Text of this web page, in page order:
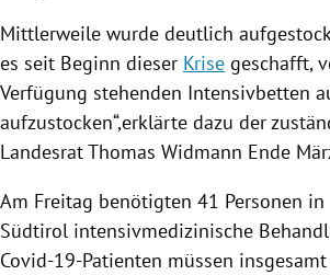
Mittlerweile wurde deutlich
es seit Beginn dieser Krise geschafft,
Verfügung stehenden Intensivbetten
aufzustocken“,erklärte dazu der
LandesratThomas Widmann Ende
Am Freitag benötigten 41 Personen in
Südtirol intensivmedizinische
Covid-19-Patienten müssen insgesamt